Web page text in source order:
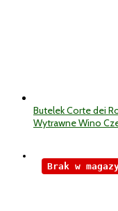
Butelek Corte dei
Wytrawne Wino
Brak w